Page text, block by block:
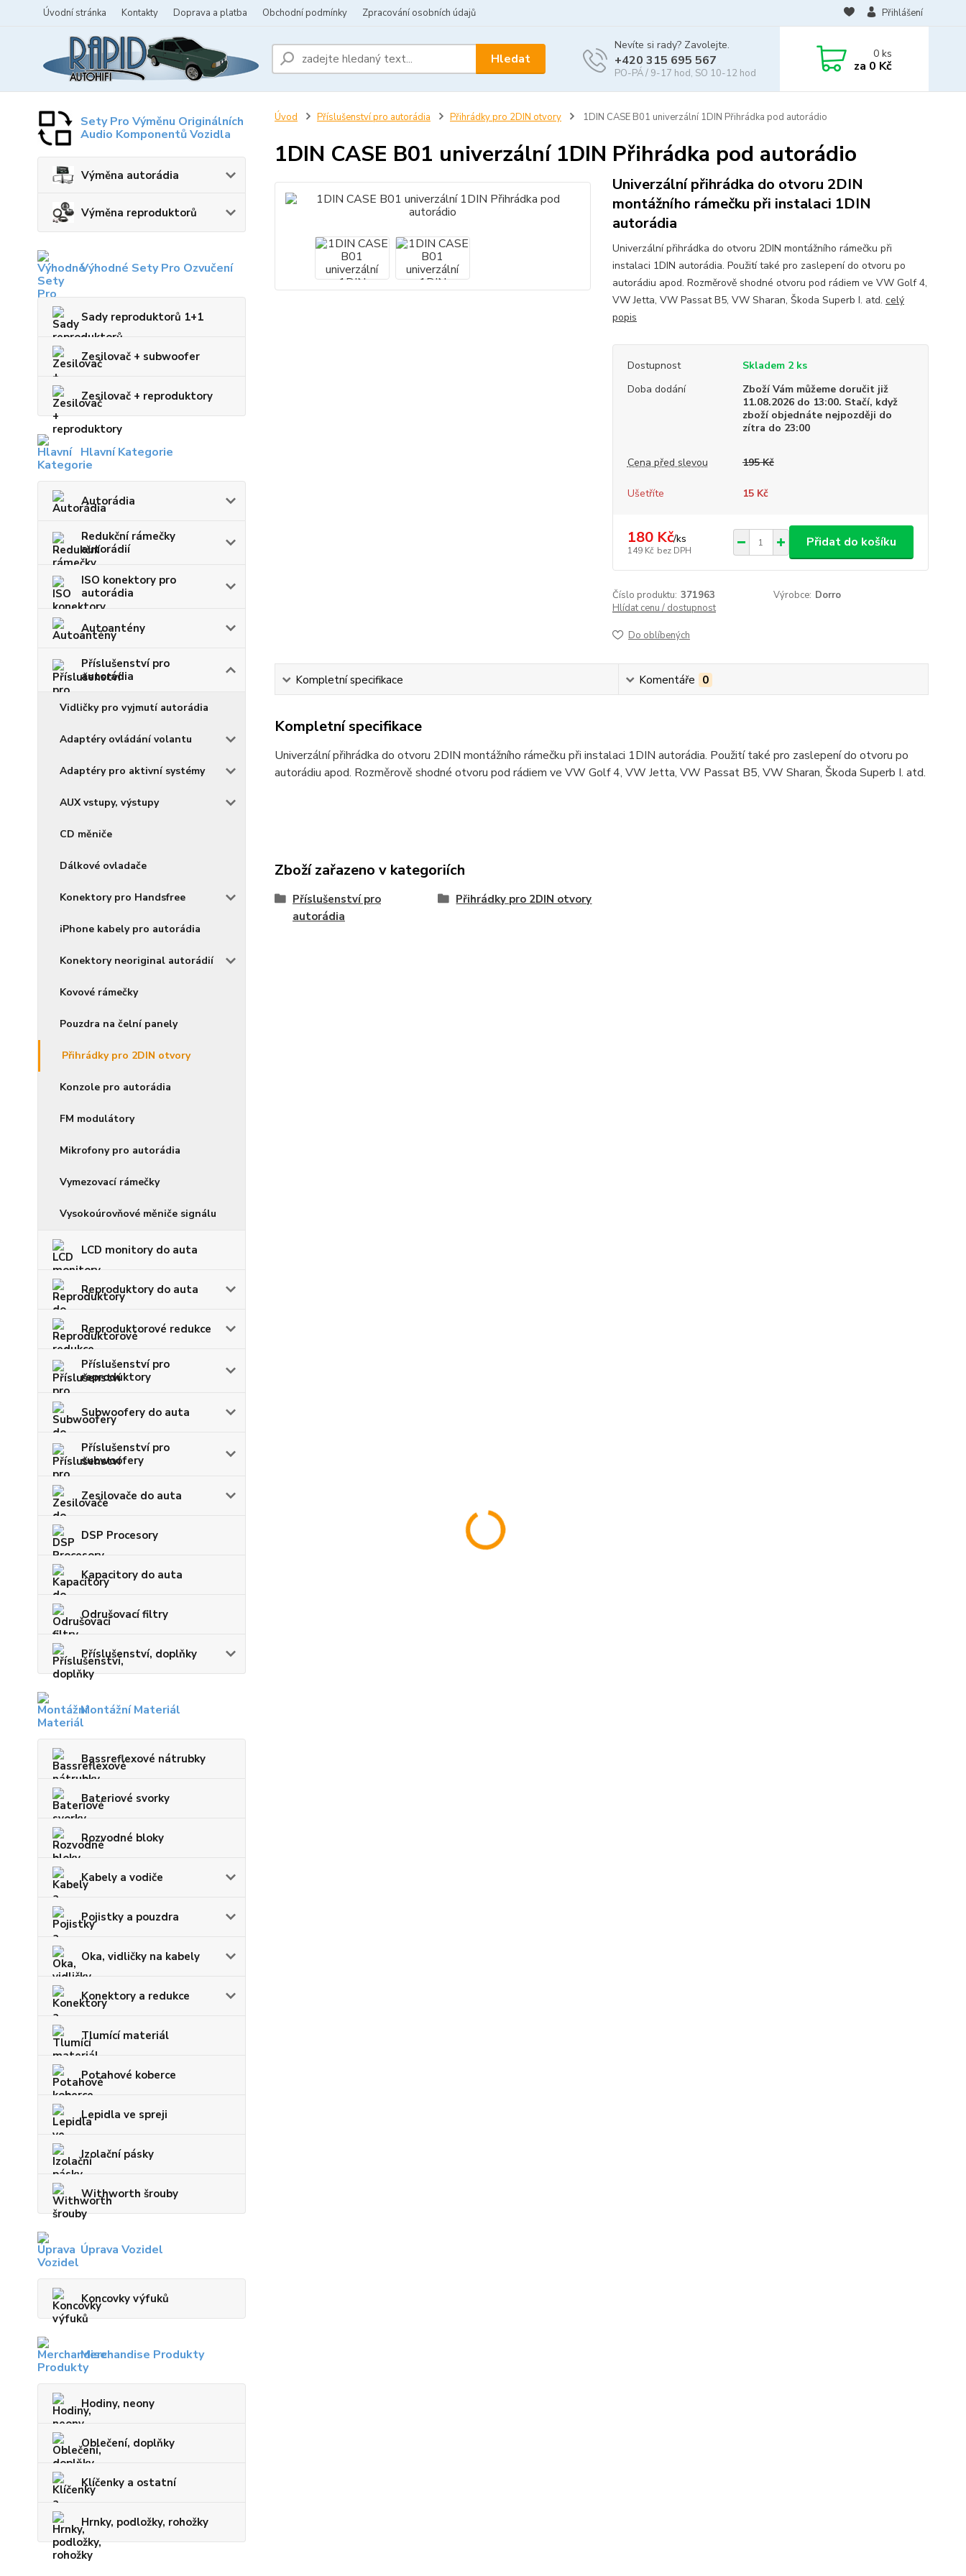
Úvodní stránka Kontakty Doprava a platba Obchodní podmínky Zpracování osobních údajů Přihlášení
Hledat
Nevíte si rady? Zavolejte.
+420 315 695 567
PO-PÁ / 9-17 hod, SO 10-12 hod
0ks
za 0 Kč
Sety Pro Výměnu Originálních
Audio Komponentů Vozidla
Výměna autorádia
Výměna reproduktorů
Výhodné Sety Pro Ozvučení
Sady reproduktorů 1+1
Zesilovač + subwoofer
Zesilovač + reproduktory
Hlavní Kategorie
Autorádia
Redukční rámečky
autorádií
ISO konektory pro
autorádia
Autoantény
Příslušenství pro
autorádia
Vidličky pro vyjmutí autorádia
Adaptéry ovládání volantu
Adaptéry pro aktivní systémy
AUX vstupy, výstupy
CD měniče
Dálkové ovladače
Konektory pro Handsfree
iPhone kabely pro autorádia
Konektory neoriginal autorádií
Kovové rámečky
Pouzdra na čelní panely
Přihrádky pro 2DIN otvory
Konzole pro autorádia
FM modulátory
Mikrofony pro autorádia
Vymezovací rámečky
Vysokoúrovňové měniče signálu
LCD monitory do auta
Reproduktory do auta
Reproduktorové redukce
Příslušenství pro
reproduktory
Subwoofery do auta
Příslušenství pro
subwoofery
Zesilovače do auta
DSP Procesory
Kapacitory do auta
Odrušovací filtry
Příslušenství, doplňky
Montážní Materiál
Bassreflexové nátrubky
Bateriové svorky
Rozvodné bloky
Kabely a vodiče
Pojistky a pouzdra
Oka, vidličky na kabely
Konektory a redukce
Tlumící materiál
Potahové koberce
Lepidla ve spreji
Izolační pásky
Withworth šrouby
Úprava Vozidel
Koncovky výfuků
Merchandise Produkty
Hodiny, neony
Oblečení, doplňky
Klíčenky a ostatní
Hrnky, podložky, rohožky
Úvod Příslušenství pro autorádia Přihrádky pro 2DIN otvory 1DIN CASE B01 univerzální 1DIN Přihrádka pod autorádio
1DIN CASE B01 univerzální 1DIN Přihrádka pod autorádio
Univerzální přihrádka do otvoru 2DIN
montážního rámečku při instalaci 1DIN
autorádia
Univerzální přihrádka do otvoru 2DIN montážního rámečku při
instalaci 1DIN autorádia. Použití také pro zaslepení do otvoru po
autorádiu apod. Rozměrově shodné otvoru pod rádiem ve VW Golf 4,
VW Jetta, VW Passat B5, VW Sharan, Škoda Superb I. atd. celý
popis
Dostupnost
Skladem 2 ks
Doba dodání
Zboží Vám můžeme doručit již
11.08.2026 do 13:00. Stačí, když
zboží objednáte nejpozději do
zítra do 23:00
Cena před slevou 195 Kč
Ušetříte 15 Kč
180 Kč/ks
149 Kč bez DPH
Přidat do košíku
Číslo produktu: 371963 Výrobce: Dorro
Hlídat cenu / dostupnost
Do oblíbených
Kompletní specifikace Komentáře 0
Kompletní specifikace
Univerzální přihrádka do otvoru 2DIN montážního rámečku při instalaci 1DIN autorádia. Použití také pro zaslepení do otvoru po
autorádiu apod. Rozměrově shodné otvoru pod rádiem ve VW Golf 4, VW Jetta, VW Passat B5, VW Sharan, Škoda Superb I. atd.
Zboží zařazeno v kategoriích
Příslušenství pro
autorádia
Přihrádky pro 2DIN otvory